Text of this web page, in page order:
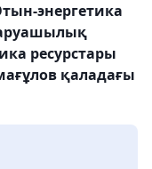
энергетика
ресурстары
қаладағы